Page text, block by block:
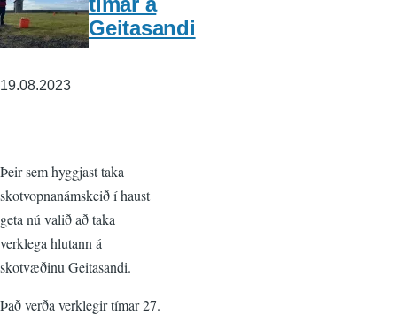
Geitasandi
19.08.2023
Þeir sem hyggjast taka
skotvopnanámskeið í haust
geta nú valið að taka
verklega hlutann á
skotvæðinu Geitasandi.
Það verða verklegir tímar 27.